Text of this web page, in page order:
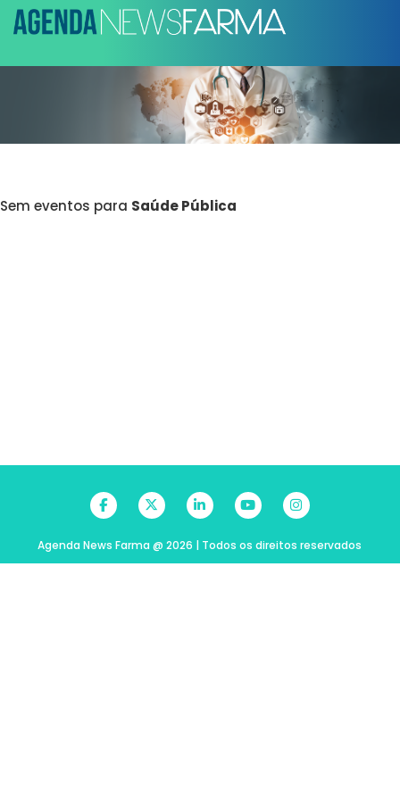
Sem eventos para Saúde Pública
Agenda News Farma @ 2026 | Todos os direitos reservados